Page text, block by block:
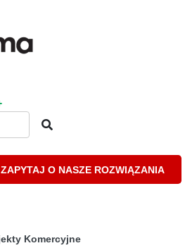
ZAPYTAJ O NASZE ROZWIĄZANIA
Komercyjne